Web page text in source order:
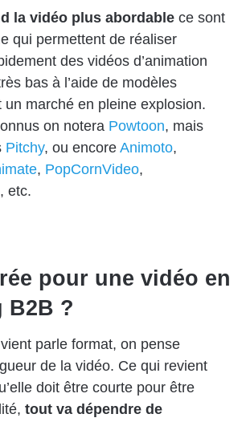
la vidéo plus abordable ce sont
qui permettent de réaliser
des vidéos d’animation
bas à l’aide de modèles
un marché en pleine explosion.
on notera Powtoon, mais
Pitchy, ou encore Animoto,
, PopCornVideo,
, etc.
pour une vidéo en
B2B ?
parle format, on pense
de la vidéo. Ce qui revient
doit être courte pour être
tout va dépendre de